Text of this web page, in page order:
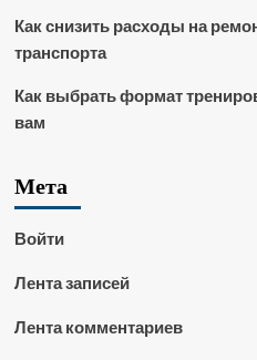
Как снизить расходы на
транспорта
Как выбрать формат
вам
Мета
Войти
Лента записей
Лента комментариев